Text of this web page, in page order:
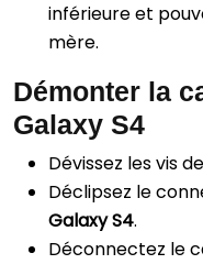
inférieure et
mère.
Démonter la
Galaxy S4
Dévissez les vis
Déclipsez le
Galaxy S4.
Déconnectez le